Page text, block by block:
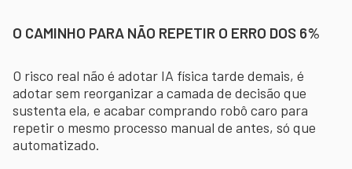
O CAMINHO PARA NÃO REPETIR O ERRO DOS 6%
O risco real não é adotar IA física tarde demais, é
adotar sem reorganizar a camada de decisão que
sustenta ela, e acabar comprando robô caro para
repetir o mesmo processo manual de antes, só que
automatizado.